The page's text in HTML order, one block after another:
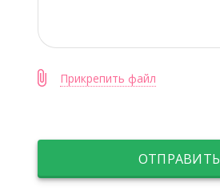
Прикрепить файл
ОТПРАВИТЬ